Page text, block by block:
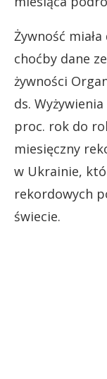
Żywność
choćby dane
żywności
ds.
proc. rok do
miesięczny
w Ukrainie,
rekordowych
świecie.